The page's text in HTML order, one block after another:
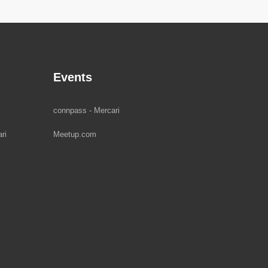
Events
connpass - Mercari
Meetup.com